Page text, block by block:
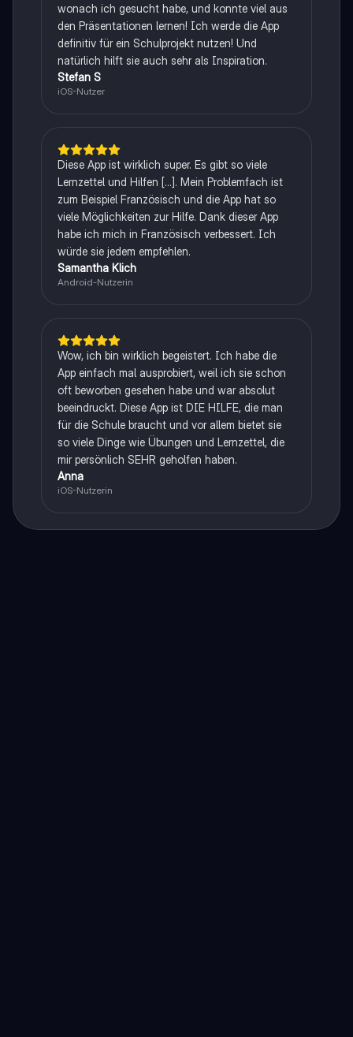
wonach ich gesucht habe, und konnte viel aus
den Präsentationen lernen! Ich werde die App
definitiv für ein Schulprojekt nutzen! Und
natürlich hilft sie auch sehr als Inspiration.
Stefan S
iOS-Nutzer
Diese App ist wirklich super. Es gibt so viele
Lernzettel und Hilfen [...]. Mein Problemfach ist
zum Beispiel Französisch und die App hat so
viele Möglichkeiten zur Hilfe. Dank dieser App
habe ich mich in Französisch verbessert. Ich
würde sie jedem empfehlen.
Samantha Klich
Android-Nutzerin
Wow, ich bin wirklich begeistert. Ich habe die
App einfach mal ausprobiert, weil ich sie schon
oft beworben gesehen habe und war absolut
beeindruckt. Diese App ist DIE HILFE, die man
für die Schule braucht und vor allem bietet sie
so viele Dinge wie Übungen und Lernzettel, die
mir persönlich SEHR geholfen haben.
Anna
iOS-Nutzerin